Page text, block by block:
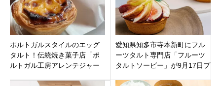
ポルトガルスタイルのエッグ
タルト！伝統焼き菓子店「ポ
ルトガル工房アレンテジャー
愛知県知多市寺本新町にフル
ーツタルト専門店「フルーツ
タルトソービー」が9月17日プ